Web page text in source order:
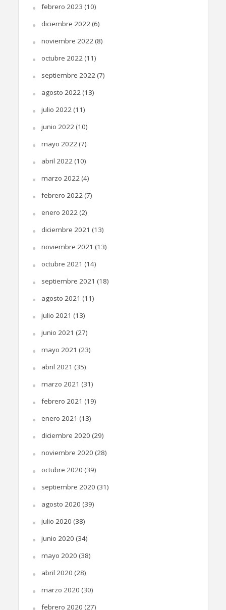
febrero 2023 (10)
diciembre 2022(6)
noviembre 2022(8)
octubre 2022(11)
septiembre 2022(7)
agosto 2022(13)
julio 2022(11)
junio 2022(10)
mayo 2022(7)
abril 2022(10)
marzo 2022(4)
febrero 2022(7)
enero 2022(2)
diciembre 2021 (13)
noviembre 2021 (13)
octubre 2021 (14)
septiembre 2021 (18)
agosto 2021 (11)
julio 2021 (13)
junio 2021 (27)
mayo 2021 (23)
abril 2021 (35)
marzo 2021 (31)
febrero 2021 (19)
enero 2021 (13)
diciembre 2020 (29)
noviembre 2020 (28)
octubre 2020 (39)
septiembre 2020 (31)
agosto 2020 (39)
julio 2020 (38)
junio 2020 (34)
mayo 2020 (38)
abril 2020 (28)
marzo 2020 (30)
febrero 2020 (27)